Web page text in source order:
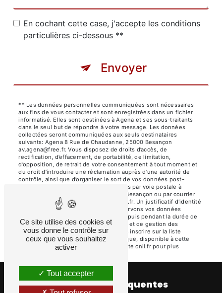
En cochant cette case, j'accepte les conditions
particulières ci-dessous **
Envoyer
** Les données personnelles communiquées sont nécessaires
aux fins de vous contacter et sont enregistrées dans un fichier
informatisé. Elles sont destinées à Agena et ses sous-traitants
dans le seul but de répondre à votre message. Les données
collectées seront communiquées aux seuls destinataires
suivants: Agena 8 Rue de Chaudanne, 25000 Besançon
av.agena@free.fr. Vous disposez de droits d’accès, de
rectification, d’effacement, de portabilité, de limitation,
d’opposition, de retrait de votre consentement à tout moment et
du droit d’introduire une réclamation auprès d’une autorité de
contrôle, ainsi que d’organiser le sort de vos données post-
mortem. Vous pouvez exercer ces droits par voie postale à
l'adresse 8 Rue de Chaudanne, 25000 Besançon ou par courrier
électronique à l'adresse av.agena@free.fr. Un justificatif d'identité
pourra vous être demandé. Nous conservons vos données
pendant la période de prise de contact puis pendant la durée de
prescription légale aux fins probatoires et de gestion des
contentieux. Vous avez le droit de vous inscrire sur la liste
d'opposition au démarchage téléphonique, disponible à cette
Bloctel.gouv.fr
. Consultez le site cnil.fr pour plus
Recherches fréquentes
Ce site utilise des cookies et
vous donne le contrôle sur
ceux que vous souhaitez
activer
Tout accepter